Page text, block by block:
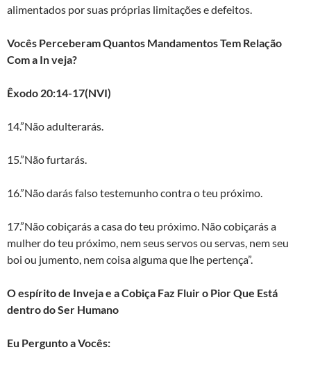
alimentados por suas próprias limitações e defeitos.
Vocês Perceberam Quantos Mandamentos Tem Relação
Com a In veja?
Êxodo 20:14-17(NVI)
14.”Não adulterarás.
15.”Não furtarás.
16.”Não darás falso testemunho contra o teu próximo.
17.”Não cobiçarás a casa do teu próximo. Não cobiçarás a
mulher do teu próximo, nem seus servos ou servas, nem seu
boi ou jumento, nem coisa alguma que lhe pertença”.
O espírito de Inveja e a Cobiça Faz Fluir o Pior Que Está
dentro do Ser Humano
Eu Pergunto a Vocês: